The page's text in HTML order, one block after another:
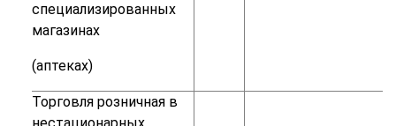
специализированных
магазинах
(аптеках)
Торговля розничная в